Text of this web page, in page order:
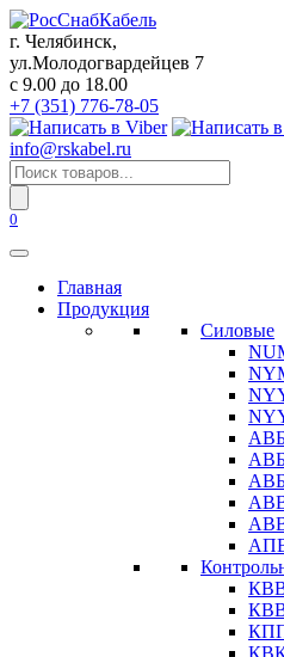
Перейти
к
содержанию
г. Челябинск,
ул.Молодогвардейцев 7
c 9.00 до 18.00
+7 (351) 776-78-05
info@rskabel.ru
Поиск
товаров
0
Главная
Продукция
Силовые